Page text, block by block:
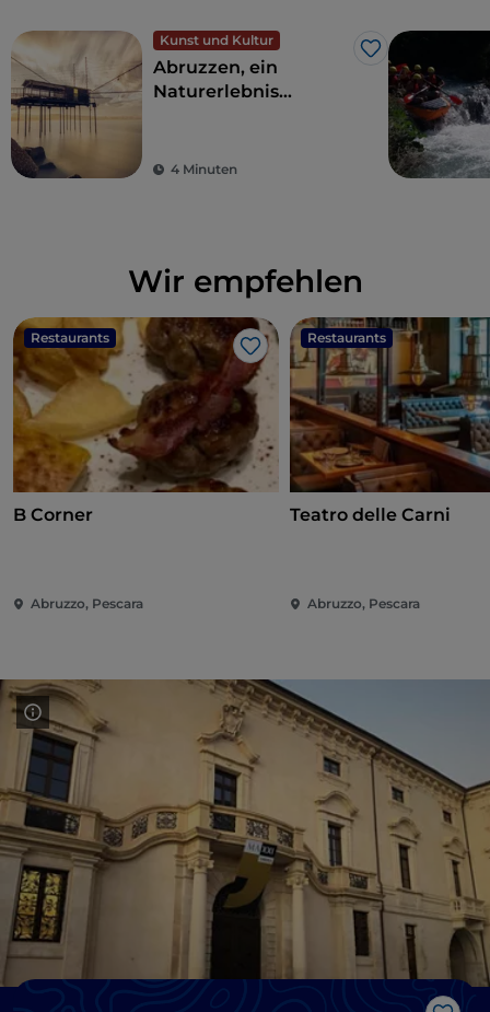
Kunst und Kultur
Like
Abruzzen, ein
Naturerlebnis
4 Minuten
Wir empfehlen
Restaurants
Like
B Corner
Abruzzo, Pescara
Restaurants
Teatro delle Carni
Abruzzo, Pescara